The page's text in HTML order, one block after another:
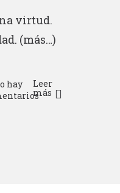
virtud.
(más…)
hay
Leer
más